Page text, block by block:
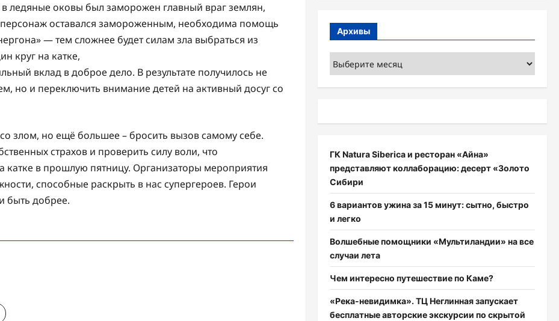
ледяные оковы был заморожен главный враг землян,
оставался замороженным, необходима помощь
— тем сложнее будет силам зла выбраться из
круг на катке,
вклад в доброе дело. В результате получилось не
но и переключить внимание детей на активный досуг со
злом, но ещё большее – бросить вызов самому себе.
страхов и проверить силу воли, что
в прошлую пятницу. Организаторы мероприятия
способные раскрыть в нас супергероев. Герои
быть добрее.
Архивы
Архивы
ГК Natura Siberica и ресторан «Айна»
представляют коллаборацию: десерт «Золото
Сибири
6 вариантов ужина за 15 минут: сытно, быстро
и легко
Волшебные помощники «Мультиландии» на все
случаи лета
Чем интересно путешествие по Каме?
«Река-невидимка». ТЦ Неглинная запускает
бесплатные авторские экскурсии по скрытой